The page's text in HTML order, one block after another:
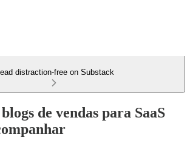
distraction-free on Substack
de vendas para SaaS